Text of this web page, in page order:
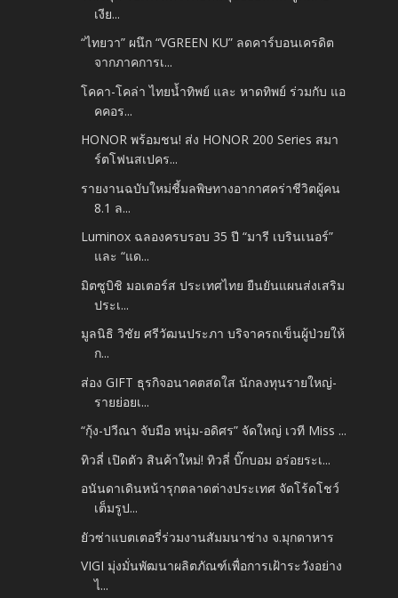
เงีย...
“ไทยวา” ผนึก “VGREEN KU” ลดคาร์บอนเครดิต
จากภาคการเ...
โคคา-โคล่า ไทยน้ำทิพย์ และ หาดทิพย์ ร่วมกับ แอ
คคอร...
HONOR พร้อมชน! ส่ง HONOR 200 Series สมา
ร์ตโฟนสเปคร...
รายงานฉบับใหม่ชี้มลพิษทางอากาศคร่าชีวิตผู้คน
8.1 ล...
Luminox ฉลองครบรอบ 35 ปี “มารี เบรินเนอร์”
และ “แด...
มิตซูบิชิ มอเตอร์ส ประเทศไทย ยืนยันแผนส่งเสริม
ประเ...
มูลนิธิ วิชัย ศรีวัฒนประภา บริจาครถเข็นผู้ป่วยให้
ก...
ส่อง GIFT ธุรกิจอนาคตสดใส นักลงทุนรายใหญ่-
รายย่อยเ...
“กุ้ง-ปวีณา จับมือ หนุ่ม-อดิศร” จัดใหญ่ เวที Miss ...
ทิวลี่ เปิดตัว สินค้าใหม่! ทิวลี่ บิ๊กบอม อร่อยระเ...
อนันดาเดินหน้ารุกตลาดต่างประเทศ จัดโร้ดโชว์
เต็มรูป...
ยัวซ่าแบตเตอรี่ร่วมงานสัมมนาช่าง จ.มุกดาหาร
VIGI มุ่งมั่นพัฒนาผลิตภัณฑ์เพื่อการเฝ้าระวังอย่าง
ไ...